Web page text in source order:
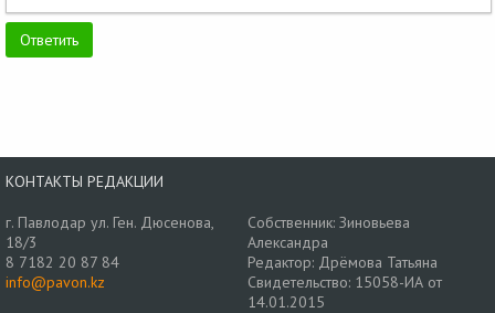
КОНТАКТЫ РЕДАКЦИИ
г. Павлодар ул. Ген. Дюсенова,
18/3
8 7182 20 87 84
info@pavon.kz
Собственник: Зиновьева
Александра
Редактор: Дрёмова Татьяна
Свидетельство: 15058-ИА от
14.01.2015